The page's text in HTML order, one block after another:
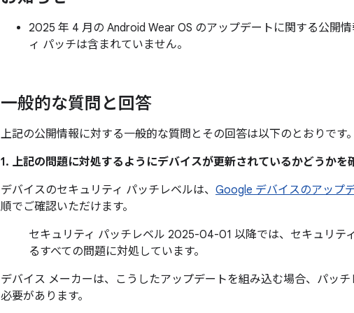
2025 年 4 月の Android Wear OS のアップデートに関する公開
ィ パッチは含まれていません。
一般的な質問と回答
上記の公開情報に対する一般的な質問とその回答は以下のとおりです。
1. 上記の問題に対処するようにデバイスが更新されているかどうかを
デバイスのセキュリティ パッチレベルは、 Google デバイスのアップ
順でご確認いただけます。
セキュリティ パッチレベル 2025-04-01 以降では、セキュリ
るすべての問題に対処しています。
デバイス メーカーは、こうしたアップデートを組み込む場合、パッ
必要があります。